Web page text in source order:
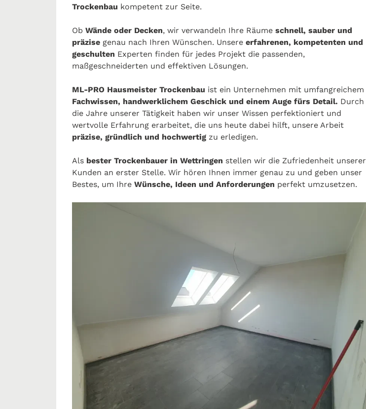
Trockenbau kompetent zur Seite.
Ob Wände oder Decken, wir verwandeln Ihre Räume schnell, sauber und
präzise genau nach Ihren Wünschen. Unsere erfahrenen, kompetenten und
geschulten Experten finden für jedes Projekt die passenden,
maßgeschneiderten und effektiven Lösungen.
ML-PRO Hausmeister Trockenbau ist ein Unternehmen mit umfangreichem
Fachwissen, handwerklichem Geschick und einem Auge fürs Detail. Durch
die Jahre unserer Tätigkeit haben wir unser Wissen perfektioniert und
wertvolle Erfahrung erarbeitet, die uns heute dabei hilft, unsere Arbeit
präzise, gründlich und hochwertig zu erledigen.
Als bester Trockenbauer in Wettringen stellen wir die Zufriedenheit unserer
Kunden an erster Stelle. Wir hören Ihnen immer genau zu und geben unser
Bestes, um Ihre Wünsche, Ideen und Anforderungen perfekt umzusetzen.